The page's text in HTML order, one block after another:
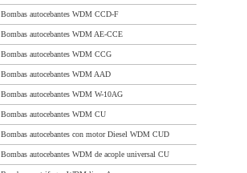
Bombas autocebantes WDM CCD-F
Bombas autocebantes WDM AE-CCE
Bombas autocebantes WDM CCG
Bombas autocebantes WDM AAD
Bombas autocebantes WDM W-10AG
Bombas autocebantes WDM CU
Bombas autocebantes con motor Diesel WDM CUD
Bombas autocebantes WDM de acople universal CU